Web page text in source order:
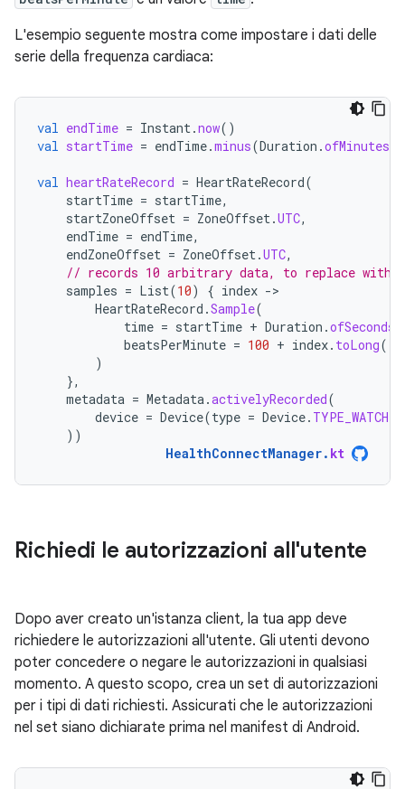
L'esempio seguente mostra come impostare i dati delle
serie della frequenza cardiaca:
val endTime = Instant.now()
val startTime = endTime.minus(Duration .ofMinutes
val heartRateRecord = HeartRateRecord(
startTime = startTime,
startZoneOffset = ZoneOffset.UTC,
endTime = endTime,
endZoneOffset = ZoneOffset.UTC,
// records 10 arbitrary data, to replace with
samples = List(10) { index -
HeartRateRecord .Sample(
time = startTime + Duration .ofSeconds
beatsPerMinute = 100 + index. toLong(),
)
},
metadata = Metadata.activelyRecorded(
device = Device(type = Device. TYPE_WATCH
))
HealthConnectManager. kt
Richiedi le autorizzazioni all'utente
Dopo aver creato un'istanza client, la tua app deve
richiedere le autorizzazioni all'utente. Gli utenti devono
poter concedere o negare le autorizzazioni in qualsiasi
momento. A questo scopo, crea un set di autorizzazioni
per i tipi di dati richiesti. Assicurati che le autorizzazioni
nel set siano dichiarate prima nel manifest di Android.